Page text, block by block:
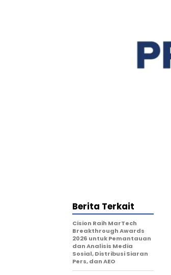
Berita Terkait
Cision Raih MarTech
Breakthrough Awards
2026 untuk Pemantauan
dan Analisis Media
Sosial, Distribusi Siaran
Pers, dan AEO